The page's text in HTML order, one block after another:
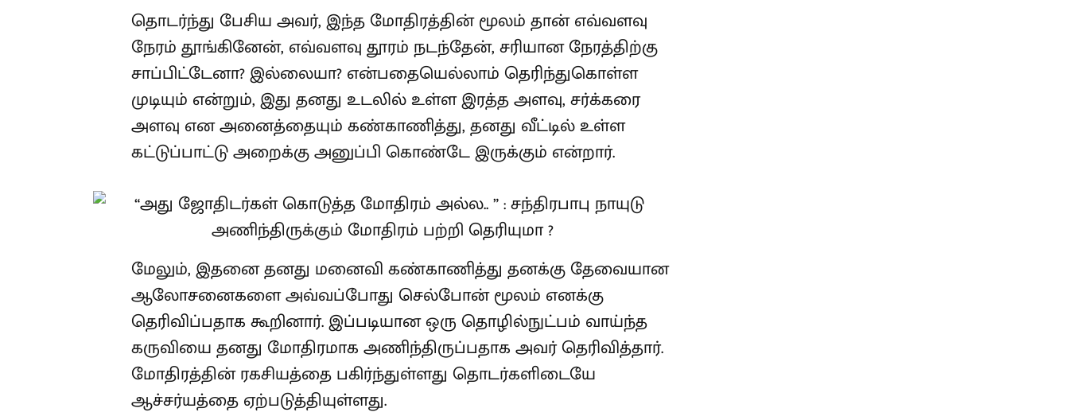
தொடர்ந்து பேசிய அவர், இந்த மோதிரத்தின் மூலம் தான் எவ்வளவு
நேரம் தூங்கினேன், எவ்வளவு தூரம் நடந்தேன், சரியான நேரத்திற்கு
சாப்பிட்டேனா? இல்லையா? என்பதையெல்லாம் தெரிந்துகொள்ள
முடியும் என்றும், இது தனது உடலில் உள்ள இரத்த அளவு, சர்க்கரை
அளவு என அனைத்தையும் கண்காணித்து, தனது வீட்டில் உள்ள
கட்டுப்பாட்டு அறைக்கு அனுப்பி கொண்டே இருக்கும் என்றார்.
மேலும், இதனை தனது மனைவி கண்காணித்து தனக்கு தேவையான
ஆலோசனைகளை அவ்வப்போது செல்போன் மூலம் எனக்கு
தெரிவிப்பதாக கூறினார். இப்படியான ஒரு தொழில்நுட்பம் வாய்ந்த
கருவியை தனது மோதிரமாக அணிந்திருப்பதாக அவர் தெரிவித்தார்.
மோதிரத்தின் ரகசியத்தை பகிர்ந்துள்ளது தொடர்களிடையே
ஆச்சர்யத்தை ஏற்படுத்தியுள்ளது.